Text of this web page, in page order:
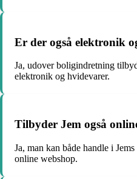
Er der også elektronik
Ja, udover boligindretning
elektronik og hvidevarer.
Tilbyder Jem også
Ja, man kan både handle i
online webshop.